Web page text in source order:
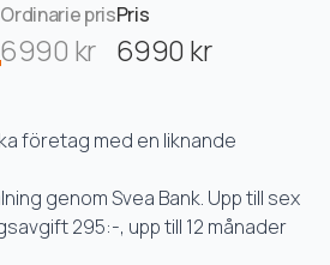
Ordinarie pris
6990 kr
Pris
6990 kr
företag med en liknande
genom Svea Bank. Upp till sex
295:-, upp till 12 månader